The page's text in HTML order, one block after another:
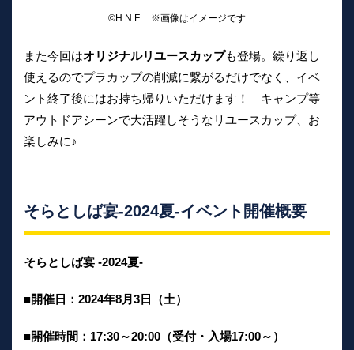
©H.N.F. ※画像はイメージです
また今回はオリジナルリユースカップも登場。繰り返し
使えるのでプラカップの削減に繋がるだけでなく、イベ
ント終了後にはお持ち帰りいただけます！ キャンプ等
アウトドアシーンで大活躍しそうなリユースカップ、お
楽しみに♪
そらとしば宴-2024夏-イベント開催概要
そらとしば宴 -2024夏-
■開催日：2024年8月3日（土）
■開催時間：17:30～20:00（受付・入場17:00～）